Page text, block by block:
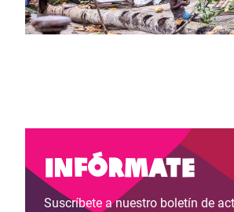
Infórmate
Suscríbete a nuestro boletín de